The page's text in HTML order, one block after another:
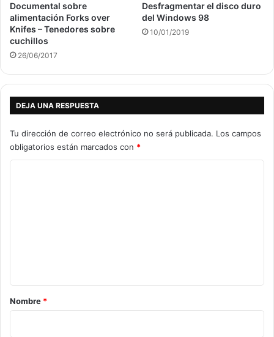
Documental sobre
alimentación Forks over
Knifes – Tenedores sobre
cuchillos
26/06/2017
Desfragmentar el disco duro
del Windows 98
10/01/2019
DEJA UNA RESPUESTA
Tu dirección de correo electrónico no será publicada. Los campos
obligatorios están marcados con *
r
o
Nombre *